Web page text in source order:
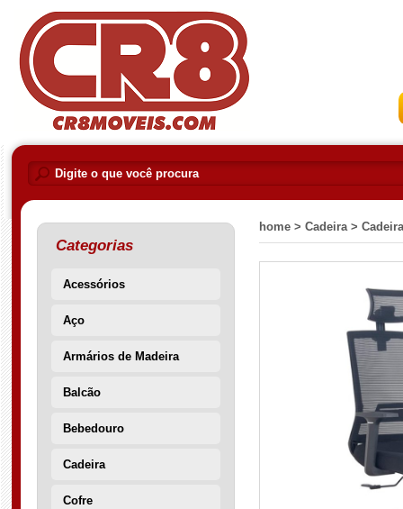
Categorias
Acessórios
Aço
Armários de Madeira
Balcão
Bebedouro
Cadeira
Cofre
home > Cadeira >